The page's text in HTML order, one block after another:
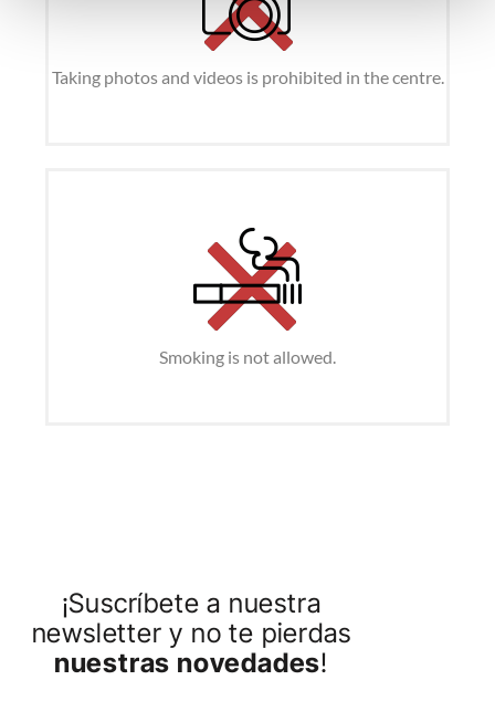
Taking photos and videos is prohibited in the centre.
Smoking is not allowed.
¡Suscríbete a nuestra
newsletter y no te pierdas
nuestras novedades!